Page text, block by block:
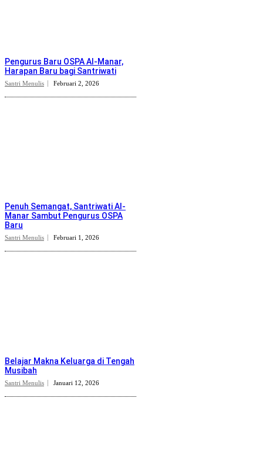
Pengurus Baru OSPA Al-Manar,
Harapan Baru bagi Santriwati
Santri Menulis Februari 2, 2026
Penuh Semangat, Santriwati Al-
Manar Sambut Pengurus OSPA
Baru
Santri Menulis Februari 1, 2026
Belajar Makna Keluarga di Tengah
Musibah
Santri Menulis Januari 12, 2026